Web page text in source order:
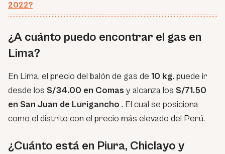
2022?
¿A cuánto puedo encontrar el gas en
Lima?
En Lima, el precio del balón de gas de 10 kg. puede ir
desde los S/34.00 en Comas y alcanza los S/71.50
en San Juan de Lurigancho . El cual se posiciona
como el distrito con el precio más elevado del Perú.
¿Cuánto está en Piura, Chiclayo y